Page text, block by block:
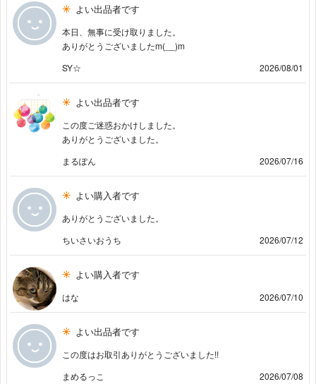
よい出品者です
本日、無事に受け取りました。
ありがとうございましたm(__)m
SY☆
2026/08/01
よい出品者です
この度ご迷惑おかけしました。
ありがとうございました。
まるぽん
2026/07/16
よい購入者です
ありがとうございました。
ちいさいおうち
2026/07/12
よい購入者です
はな 2026/07/10
よい出品者です
この度はお取引ありがとうございました!!
まめるっこ
2026/07/08